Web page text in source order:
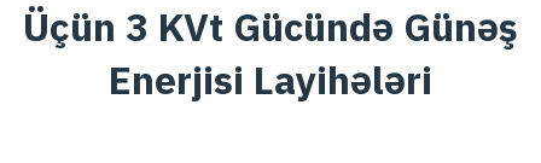
Üçün 3 KVt Gücündə Günəş
Enerjisi Layihələri